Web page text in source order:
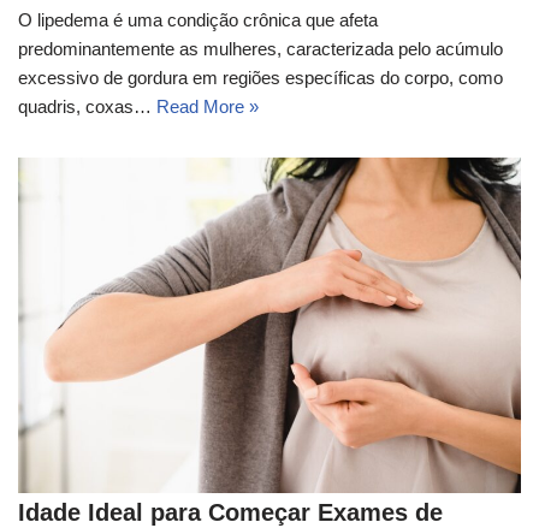
O lipedema é uma condição crônica que afeta
predominantemente as mulheres, caracterizada pelo acúmulo
excessivo de gordura em regiões específicas do corpo, como
quadris, coxas… Read More »
Idade Ideal para Começar Exames de